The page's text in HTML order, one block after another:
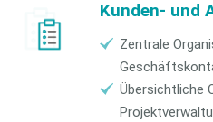
Kunden- und
Zentrale
Übersichtliche